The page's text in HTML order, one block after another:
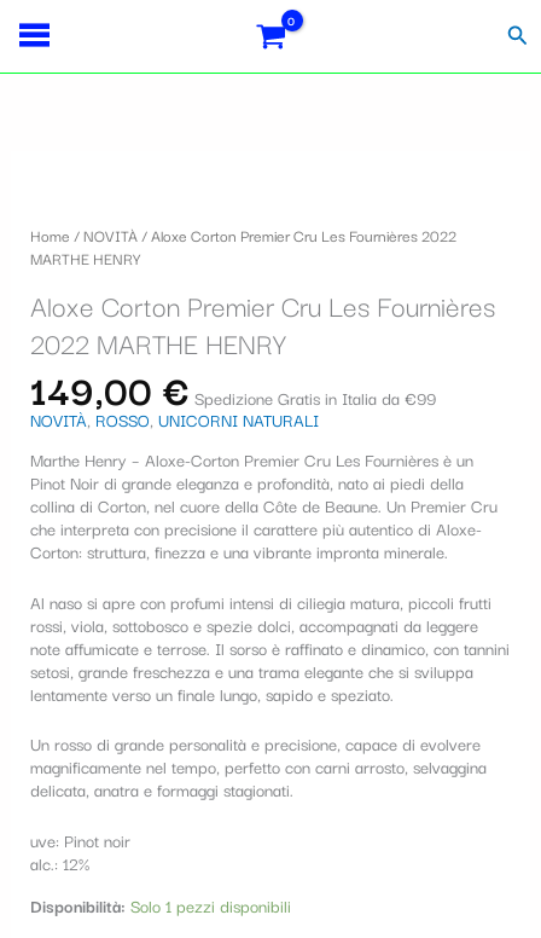
contenuto
Home /NOVITÀ/ Aloxe Corton Premier Cru Les Fournières 2022
MARTHE HENRY
Aloxe Corton Premier Cru Les Fournières
2022 MARTHE HENRY
149,00 € Spedizione Gratis in Italia da €99
NOVITÀ, ROSSO, UNICORNI NATURALI
Marthe Henry – Aloxe-Corton Premier Cru Les Fournières è un
Pinot Noir di grande eleganza e profondità, nato ai piedi della
collina di Corton, nel cuore della Côte de Beaune. Un Premier Cru
che interpreta con precisione il carattere più autentico di Aloxe-
Corton: struttura, finezza e una vibrante impronta minerale.
Al naso si apre con profumi intensi di ciliegia matura, piccoli frutti
rossi, viola, sottobosco e spezie dolci, accompagnati da leggere
note affumicate e terrose. Il sorso è raffinato e dinamico, con tannini
setosi, grande freschezza e una trama elegante che si sviluppa
lentamente verso un finale lungo, sapido e speziato.
Un rosso di grande personalità e precisione, capace di evolvere
magnificamente nel tempo, perfetto con carni arrosto, selvaggina
delicata, anatra e formaggi stagionati.
uve: Pinot noir
alc.: 12%
Disponibilità: Solo 1 pezzi disponibili
Cru
Les
2022
MARTHE
HENRY
quantità
S
o
n
c
a
t
e
g
o
i
a
fiscale:
Carrello: